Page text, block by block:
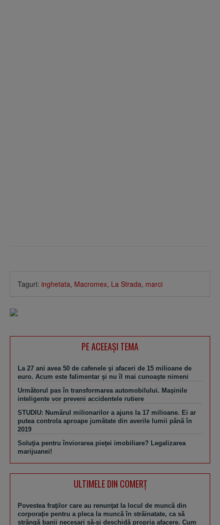
Taguri: inghetata, Macromex, La Strada, marci
PE ACEEAŞI TEMA
La 27 ani avea 50 de cafenele şi afaceri de 15 milioane de
euro. Acum este falimentar şi nu îl mai cunoaşte nimeni
Următorul pas în transformarea automobilului. Maşinile
inteligente vor preveni accidentele rutiere
STUDIU: Numărul milionarilor a ajuns la 17 milioane. Ei ar
putea controla aproape jumătate din averile lumii până în
2019
Soluţia pentru înviorarea pieţei imobiliare? Legalizarea
marijuanei!
ULTIMELE DIN COMERȚ
Povestea fraţilor care au renunţat la locul de muncă din
corporaţie pentru a pleca la muncă în străinatate, ca să
strângă banii necesari să-şi deschidă propria afacere. Cum